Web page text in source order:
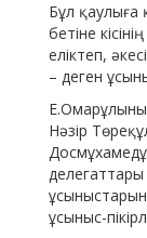
Бұл қаулыға
бетіне
еліктеп,
– деген
Нәзір
делегаттары
ұсыныстарын
ұсыныс-